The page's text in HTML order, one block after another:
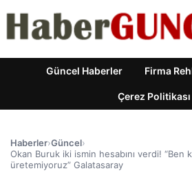
Güncel Haberler Firma
Çerez Politikası
Haberler›Güncel›
Okan Buruk iki ismin hesabını verdi! “Ben
üretemiyoruz” Galatasaray